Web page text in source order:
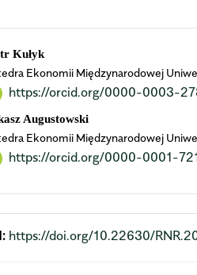
Kułyk
Ekonomii Międzynarodowej
https://orcid.org/0000-0003-
Augustowski
Ekonomii Międzynarodowej
https://orcid.org/0000-0001-
https://doi.org/10.22630/